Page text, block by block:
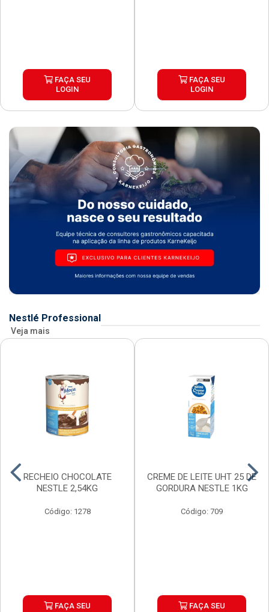
FAÇA SEU
LOGIN
FAÇA SEU
LOGIN
Nestlé Professional
Veja mais
RECHEIO CHOCOLATE
NESTLE 2,54KG
Código: 1278
FAÇA SEU
CREME DE LEITE UHT 25 DE
GORDURA NESTLE 1KG
Código: 709
FAÇA SEU